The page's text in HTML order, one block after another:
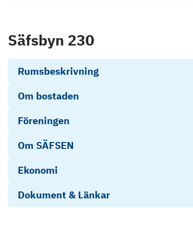
Säfsbyn 230
Rumsbeskrivning
Om bostaden
Föreningen
Om SÄFSEN
Ekonomi
Dokument & Länkar